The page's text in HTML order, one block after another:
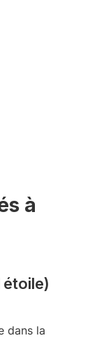
à
étoile)
dans la